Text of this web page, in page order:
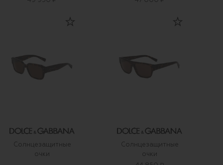
Солнцезащитные
очки
Солнцезащитные
очки